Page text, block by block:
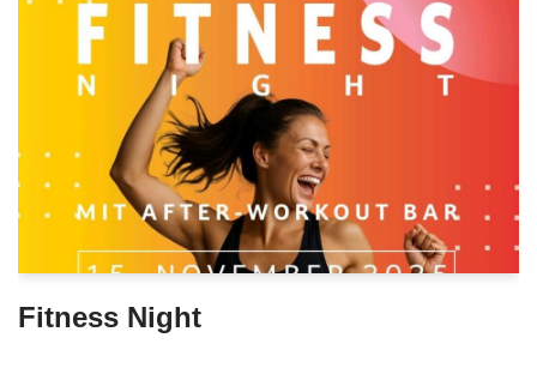
Fitness Night